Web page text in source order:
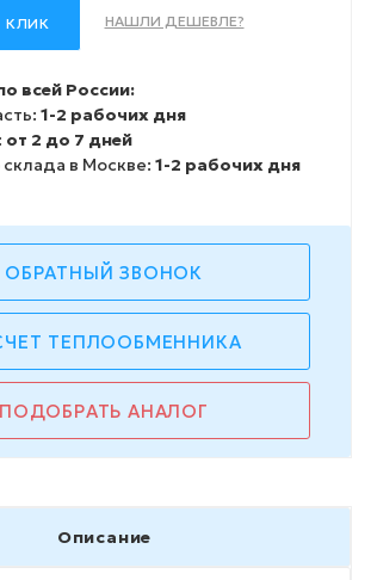
КЛИК НАШЛИ ДЕШЕВЛЕ?
всей России:
1-2 рабочих дня
от 2 до 7 дней
в Москве: 1-2 рабочих дня
ОБРАТНЫЙ ЗВОНОК
ТЕПЛООБМЕННИКА
ПОДОБРАТЬ АНАЛОГ
Описание